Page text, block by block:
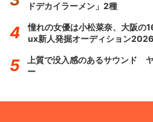
ドデカイラーメン」2種
憧れの女優は小松菜奈、大阪
ux新人発掘オーディション
上質で没入感のあるサウンド
ー